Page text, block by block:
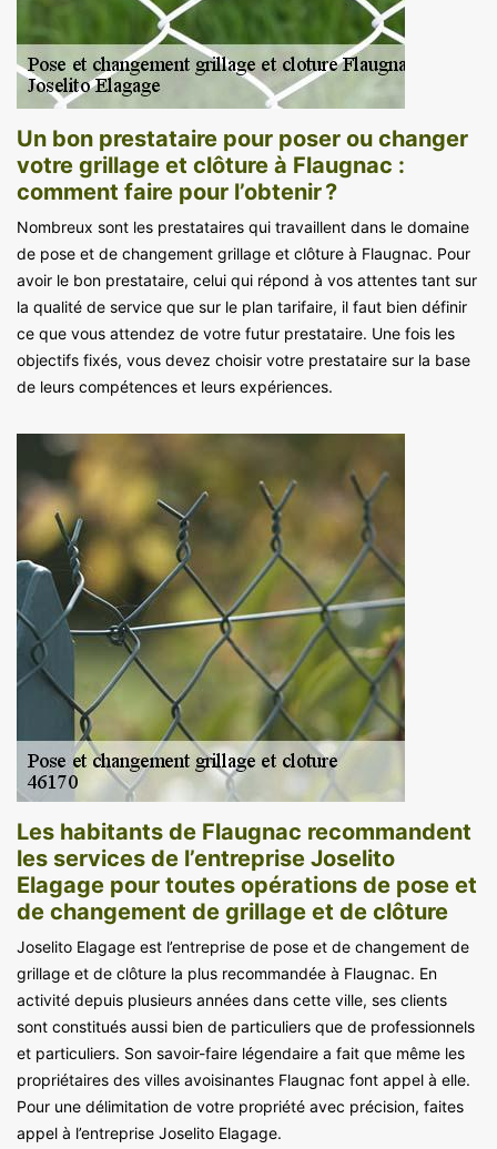
Un bon prestataire pour poser ou changer
votre grillage et clôture à Flaugnac :
comment faire pour l’obtenir ?
Nombreux sont les prestataires qui travaillent dans le domaine
de pose et de changement grillage et clôture à Flaugnac. Pour
avoir le bon prestataire, celui qui répond à vos attentes tant sur
la qualité de service que sur le plan tarifaire, il faut bien définir
ce que vous attendez de votre futur prestataire. Une fois les
objectifs fixés, vous devez choisir votre prestataire sur la base
de leurs compétences et leurs expériences.
Les habitants de Flaugnac recommandent
les services de l’entreprise Joselito
Elagage pour toutes opérations de pose et
de changement de grillage et de clôture
Joselito Elagage est l’entreprise de pose et de changement de
grillage et de clôture la plus recommandée à Flaugnac. En
activité depuis plusieurs années dans cette ville, ses clients
sont constitués aussi bien de particuliers que de professionnels
et particuliers. Son savoir-faire légendaire a fait que même les
propriétaires des villes avoisinantes Flaugnac font appel à elle.
Pour une délimitation de votre propriété avec précision, faites
appel à l’entreprise Joselito Elagage.